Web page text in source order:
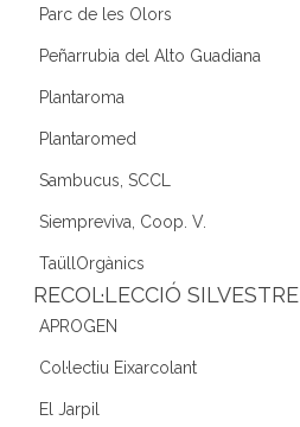
Parc de les Olors
Peñarrubia del Alto Guadiana
Plantaroma
Plantaromed
Sambucus, SCCL
Siempreviva, Coop. V.
TaüllOrgànics
RECOL·LECCIÓ SILVESTRE
APROGEN
Col·lectiu Eixarcolant
El Jarpil